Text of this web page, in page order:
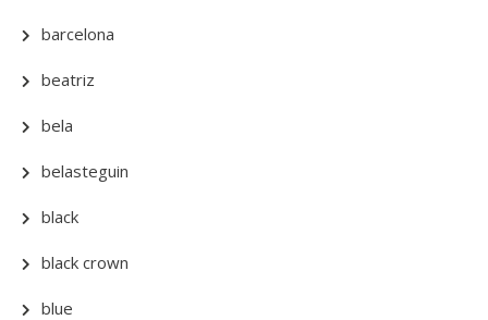
barcelona
beatriz
bela
belasteguin
black
black crown
blue